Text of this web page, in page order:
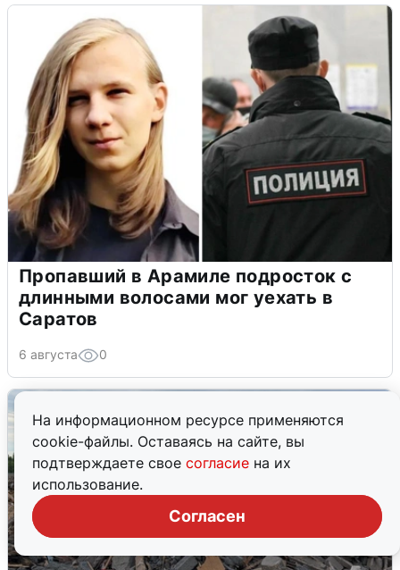
На информационном ресурсе применяются
cookie-файлы. Оставаясь на сайте, вы
подтверждаете свое согласие на их
использование.
Согласен
Пропавший в Арамиле подросток с
длинными волосами мог уехать в
Саратов
6 августа 0